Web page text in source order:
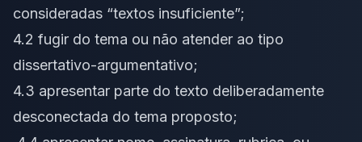
consideradas “textos insuficiente”;
4.2 fugir do tema ou não atender ao tipo
dissertativo-argumentativo;
4.3 apresentar parte do texto deliberadamente
desconectada do tema proposto;